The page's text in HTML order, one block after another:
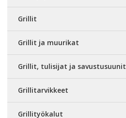
Grillit
Grillit ja muurikat
Grillit, tulisijat ja savustusuunit
Grillitarvikkeet
Grillityökalut